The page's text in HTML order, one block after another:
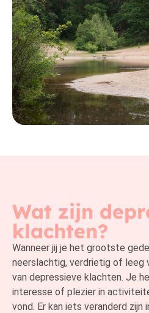
Wat zijn
klachten?
Wanneer jij je het grootste
neerslachtig, verdrietig of leeg
van depressieve klachten. Je
interesse of plezier in
vond. Er kan iets veranderd